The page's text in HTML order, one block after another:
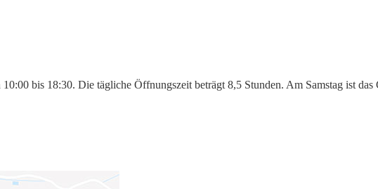
bis 18:30. Die tägliche Öffnungszeit beträgt 8,5 Stunden. Am Samstag ist